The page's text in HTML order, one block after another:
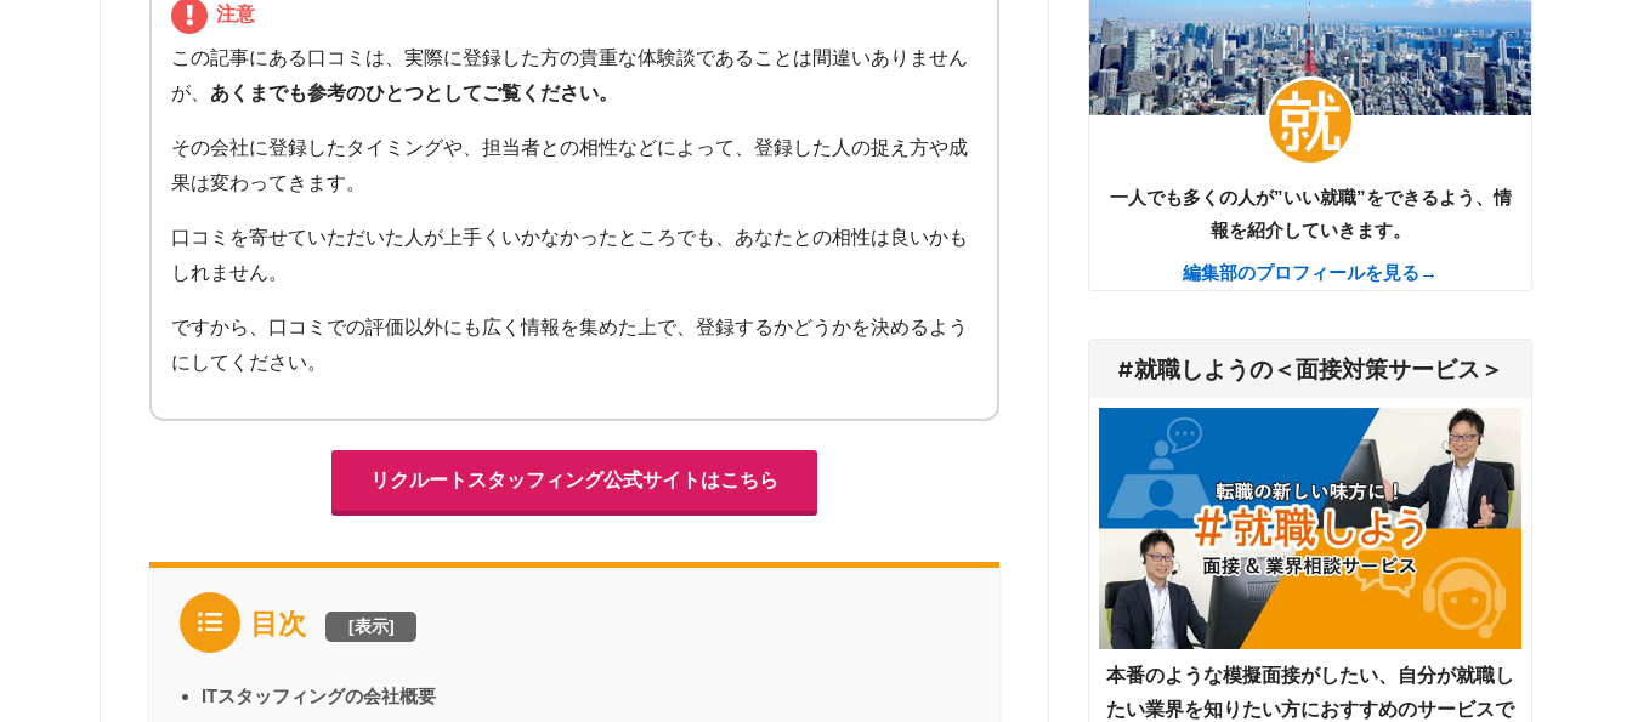
注意
この記事にある口コミは、実際に登録した方の貴重な体験談であることは間違いありません
が、 あくまでも参考のひとつとしてご覧ください。
その会社に登録したタイミングや、担当者との相性などによって、登録した人の捉え方や成
果は変わってきます。
口コミを寄せていただいた人が上手くいかなかったところでも、あなたとの相性は良いかも
しれません。
ですから、口コミでの評価以外にも広く情報を集めた上で、登録するかどうかを決めるよう
にしてください。
リクルートスタッフィング公式サイトはこちら
目次 [表示]
ITスタッフィングの会社概要
一人でも多くの人が”いい就職”をできるよう、情
報を紹介していきます。
編集部のプロフィールを見る→
#就職しようの＜面接対策サービス＞
本番のような模擬面接がしたい、自分が就職し
たい業界を知りたい方におすすめのサービスで